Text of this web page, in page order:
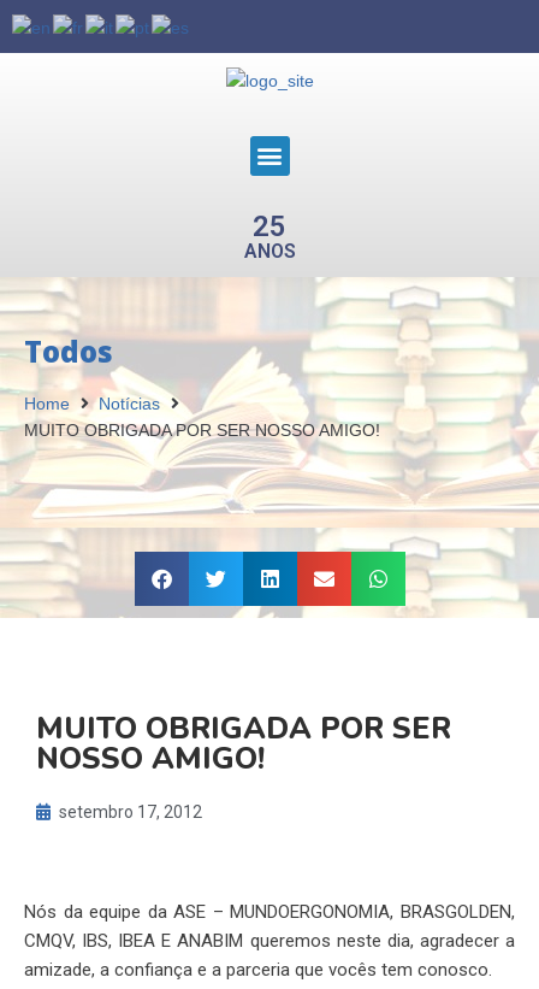
25
ANOS
Todos
Home
Notícias
MUITO OBRIGADA POR SER NOSSO AMIGO!
MUITO OBRIGADA POR SER
NOSSO AMIGO!
setembro 17, 2012
Nós da equipe da ASE – MUNDOERGONOMIA, BRASGOLDEN,
CMQV, IBS, IBEA E ANABIM queremos neste dia, agradecer a
amizade, a confiança e a parceria que vocês tem conosco.